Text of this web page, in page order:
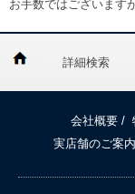
お手数ではございます
詳細検索
会社概要 /
実店舗のご案内